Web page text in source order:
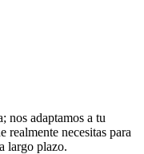
nos adaptamos a tu
realmente necesitas para
largo plazo.